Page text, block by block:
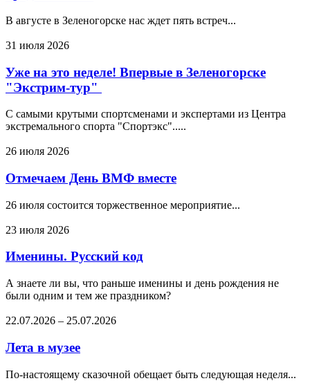
В августе в Зеленогорске нас ждет пять встреч...
31 июля 2026
Уже на это неделе! Впервые в Зеленогорске
"Экстрим-тур"
С самыми крутыми спортсменами и экспертами из Центра
экстремального спорта "Спортэкс".....
26 июля 2026
Отмечаем День ВМФ вместе
26 июля состоится торжественное мероприятие...
23 июля 2026
Именины. Русский код
А знаете ли вы, что раньше именины и день рождения не
были одним и тем же праздником?
22.07.2026 – 25.07.2026
Лета в музее
По-настоящему сказочной обещает быть следующая неделя...